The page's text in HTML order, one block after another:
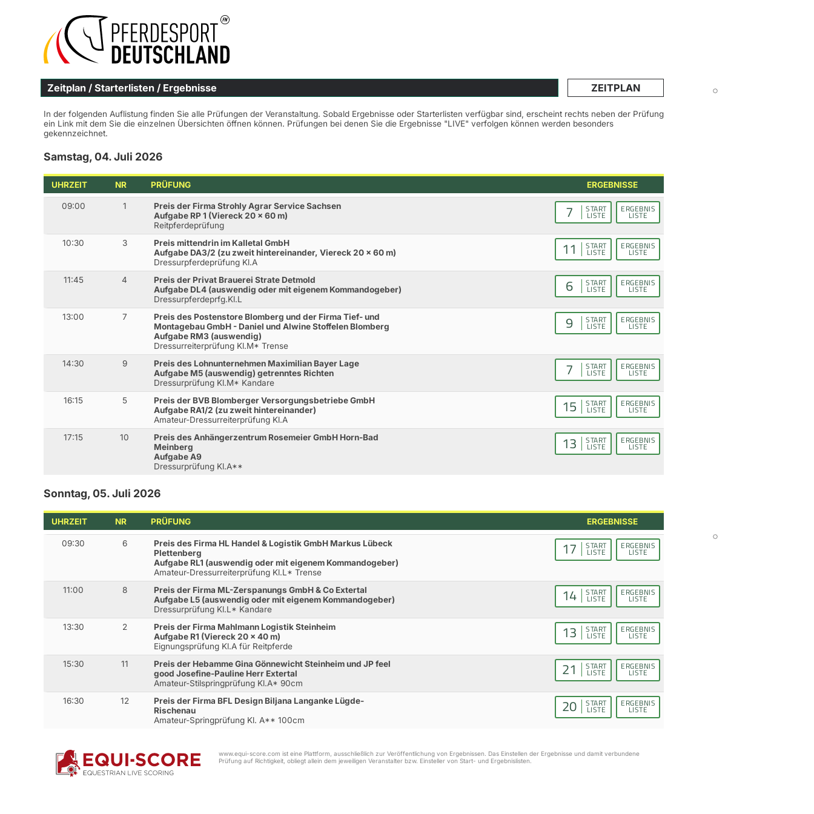
Zeitplan / Starterlisten / Ergebnisse ZEITPLAN
In der folgenden Auflistung finden Sie alle Prüfungen der Veranstaltung. Sobald Ergebnisse oder Starterlisten verfügbar sind, erscheint rechts neben der Prüfung
ein Link mit dem Sie die einzelnen Übersichten öffnen können. Prüfungen bei denen Sie die Ergebnisse "LIVE" verfolgen können werden besonders
gekennzeichnet.
Samstag, 04. Juli 2026
UHRZEIT NR PRÜFUNG ERGEBNISSE
09:00 1
Preis der Firma Strohly Agrar Service Sachsen
Aufgabe RP 1 (Viereck 20 x 60 m)
Reitpferdeprüfung
7 START
LISTE
ERGEBNIS
LISTE
10:30 3
Preis mittendrin im Kalletal GmbH
Aufgabe DA3/2 (zu zweit hintereinander, Viereck 20 x 60 m)
Dressurpferdeprüfung Kl.A
11 START
LISTE
ERGEBNIS
LISTE
11:45 4
Preis der Privat Brauerei Strate Detmold
Aufgabe DL4 (auswendig oder mit eigenem Kommandogeber)
Dressurpferdeprfg.Kl.L
6 START
LISTE
ERGEBNIS
LISTE
13:00 7
Preis des Postenstore Blomberg und der Firma Tief- und
Montagebau GmbH - Daniel und Alwine Stoffelen Blomberg
Aufgabe RM3 (auswendig)
Dressurreiterprüfung Kl.M* Trense
9 START
LISTE
ERGEBNIS
LISTE
14:30 9
Preis des Lohnunternehmen Maximilian Bayer Lage
Aufgabe M5 (auswendig) getrenntes Richten
Dressurprüfung Kl.M* Kandare
7 START
LISTE
ERGEBNIS
LISTE
16:15 5
Preis der BVB Blomberger Versorgungsbetriebe GmbH
Aufgabe RA1/2 (zu zweit hintereinander)
Amateur-Dressurreiterprüfung Kl.A
15 START
LISTE
ERGEBNIS
LISTE
17:15 10
Preis des Anhängerzentrum Rosemeier GmbH Horn-Bad
Meinberg
Aufgabe A9
Dressurprüfung Kl.A**
13 START
LISTE
ERGEBNIS
LISTE
Sonntag, 05. Juli 2026
UHRZEIT NR PRÜFUNG ERGEBNISSE
09:30 6
Preis des Firma HL Handel & Logistik GmbH Markus Lübeck
Plettenberg
Aufgabe RL1 (auswendig oder mit eigenem Kommandogeber)
Amateur-Dressurreiterprüfung Kl.L* Trense
17 START
LISTE
ERGEBNIS
LISTE
11:00 8
Preis der Firma ML-Zerspanungs GmbH & Co Extertal
Aufgabe L5 (auswendig oder mit eigenem Kommandogeber)
Dressurprüfung Kl.L* Kandare
14 START
LISTE
ERGEBNIS
LISTE
13:30 2
Preis der Firma Mahlmann Logistik Steinheim
Aufgabe R1 (Viereck 20 x 40 m)
Eignungsprüfung Kl.A für Reitpferde
13 START
LISTE
ERGEBNIS
LISTE
15:30 11
Preis der Hebamme Gina Gönnewicht Steinheim und JP feel
good Josefine-Pauline Herr Extertal
Amateur-Stilspringprüfung Kl.A* 90cm
21 START
LISTE
ERGEBNIS
LISTE
16:30 12
Preis der Firma BFL Design Biljana Langanke Lügde-
Rischenau
Amateur-Springprüfung Kl. A** 100cm
20 START
LISTE
ERGEBNIS
LISTE
www.equi-score.com ist eine Plattform, ausschließlich zur Veröffentlichung von Ergebnissen. Das Einstellen der Ergebnisse und damit verbundene
Prüfung auf Richtigkeit, obliegt allein dem jeweiligen Veranstalter bzw. Einsteller von Start- und Ergebnislisten.